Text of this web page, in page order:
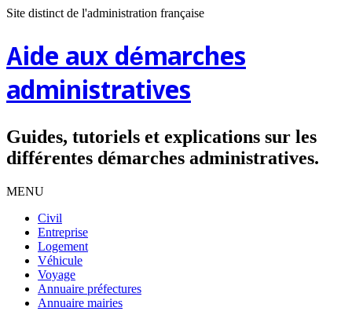
Site distinct de l'administration française
Aide aux démarches
administratives
Guides, tutoriels et explications sur les
différentes démarches administratives.
MENU
Civil
Entreprise
Logement
Véhicule
Voyage
Annuaire préfectures
Annuaire mairies